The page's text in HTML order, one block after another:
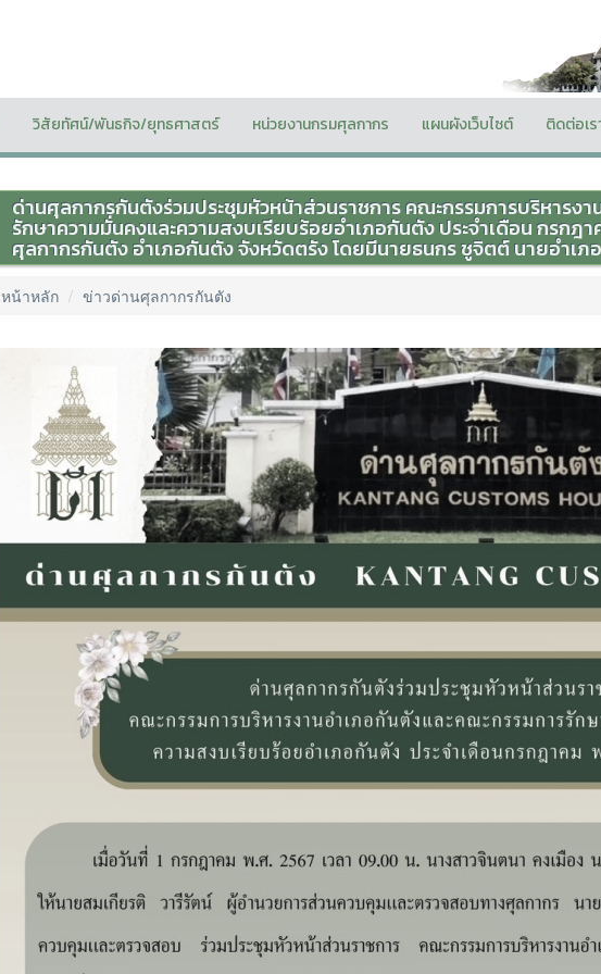
วิสัยทัศน์/พันธกิจ/ยุทธศาสตร์ หน่วยงานกรมศุลกากร แผนผังเว็บไซต์ ติดต่อเร
ด่านศุลกากรกันตังร่วมประชุมหัวหน้าส่วนราชการ คณะกรรมการบริหารง
รักษาความมั่นคงและความสงบเรียบร้อยอำเภอกันตัง ประจำเดือน กรกฎ
ศุลกากรกันตัง อำเภอกันตัง จังหวัดตรัง โดยมีนายธนกร ชูจิตต์ นายอำเภ
หน้าหลัก ข่าวด่านศุลกากรกันตัง